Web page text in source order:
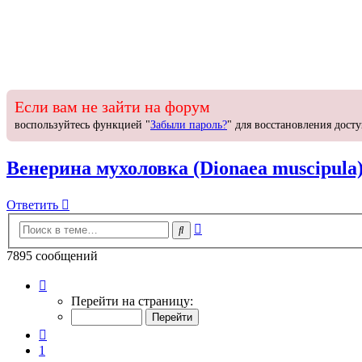
Если вам не зайти на форум
воспользуйтесь функцией "Забыли пароль?" для восстановления
Венерина мухоловка (Dionaea muscipula)
Ответить
Ответить
Поиск
7895 сообщений
393
Перейти на страницу:
1